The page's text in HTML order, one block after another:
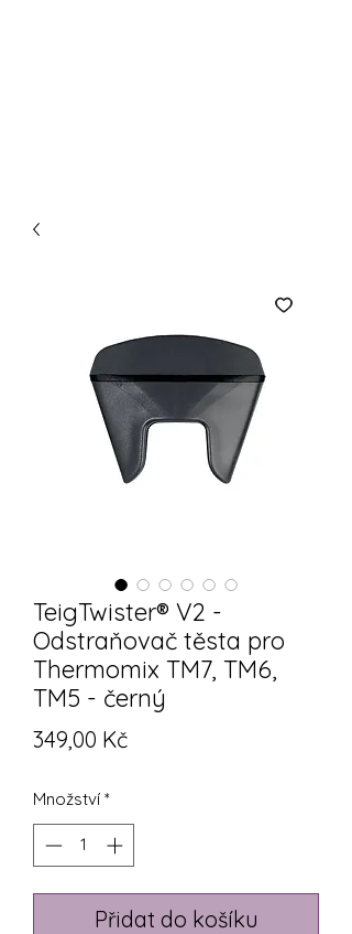
TeigTwister® V2 -
Odstraňovač těsta pro
Thermomix TM7, TM6,
TM5 - černý
349,00 KčCena
Množství *
Přidat do košíku